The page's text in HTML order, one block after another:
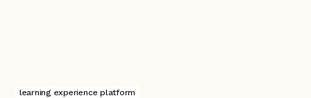
learning experience platform